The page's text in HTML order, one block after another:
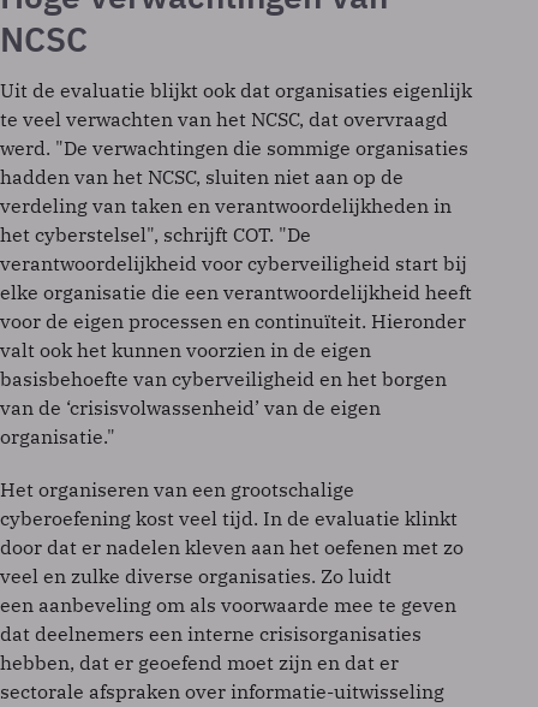
NCSC
Uit de evaluatie blijkt ook dat organisaties eigenlijk
te veel verwachten van het NCSC, dat overvraagd
werd. "De verwachtingen die sommige organisaties
hadden van het NCSC, sluiten niet aan op de
verdeling van taken en verantwoordelijkheden in
het cyberstelsel", schrijft COT. "De
verantwoordelijkheid voor cyberveiligheid start bij
elke organisatie die een verantwoordelijkheid heeft
voor de eigen processen en continuïteit. Hieronder
valt ook het kunnen voorzien in de eigen
basisbehoefte van cyberveiligheid en het borgen
van de ‘crisisvolwassenheid’ van de eigen
organisatie."
Het organiseren van een grootschalige
cyberoefening kost veel tijd. In de evaluatie klinkt
door dat er nadelen kleven aan het oefenen met zo
veel en zulke diverse organisaties. Zo luidt
een aanbeveling om als voorwaarde mee te geven
dat deelnemers een interne crisisorganisaties
hebben, dat er geoefend moet zijn en dat er
sectorale afspraken over informatie-uitwisseling